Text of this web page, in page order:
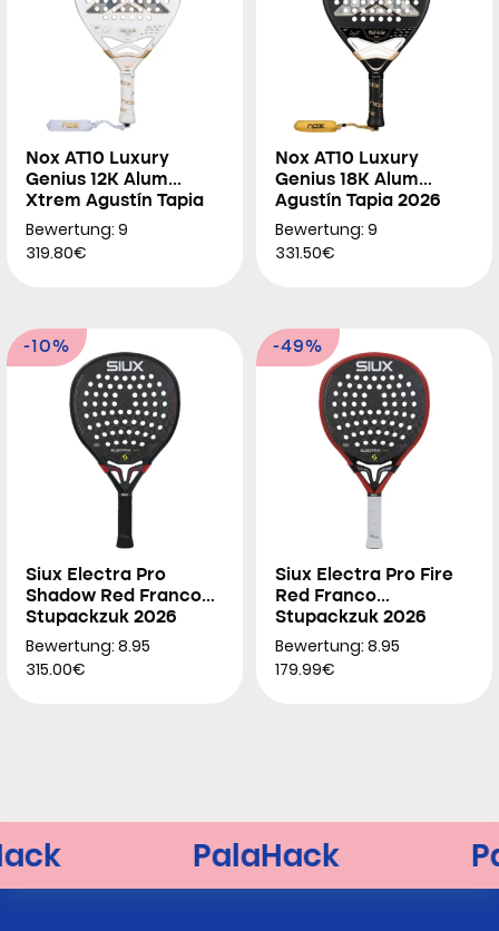
Nox AT10 Luxury
Genius 12K Alum
Xtrem Agustín Tapia
2026
Bewertung: 9
319.80€
Nox AT10 Luxury
Genius 18K Alum
Agustín Tapia 2026
Bewertung: 9
331.50€
-10%
Siux Electra Pro
Shadow Red Franco
Stupackzuk 2026
Bewertung: 8.95
315.00€
-49%
Siux Electra Pro Fire
Red Franco
Stupackzuk 2026
Bewertung: 8.95
179.99€